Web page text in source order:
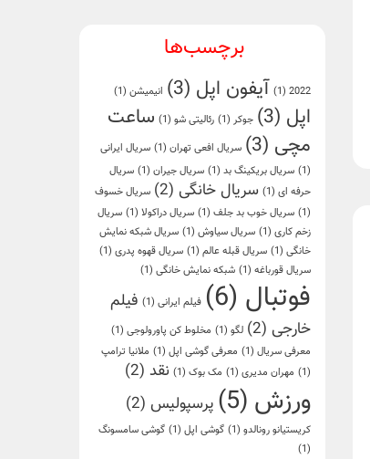
برچسب‌ها
2022
(1) آیفون اپل (3) انیمیشن (1)
اپل (3) جوکر (1) رئالیتی شو (1)
ساعت
مچی (3) سریال افعی تهران (1)
سریال ایرانی
(1)
سریال بریکینگ بد (1) سریال جیران (1)
سریال
حرفه ای (1) سریال خانگی (2)
سریال خسوف
(1)
سریال خوب بد جلف (1) سریال دراکولا (1)
سریال
زخم کاری (1) سریال سیاوش (1)
سریال شبکه نمایش
خانگی (1) سریال قبله عالم (1) سریال قهوه پدری (1)
سریال قورباغه (1) شبکه نمایش خانگی (1)
فوتبال (6) فیلم ایرانی (1)
فیلم
خارجی (2) لگو (1) مخلوط کن پاورولوجی (1)
معرفی سریال (1) معرفی گوشی اپل (1)
ملانیا ترامپ
(1)
مهران مدیری (1) مک بوک (1) نقد (2)
ورزش (5) پرسپولیس (2)
کریستیانو رونالدو (1) گوشی اپل (1)
گوشی سامسونگ
(1)